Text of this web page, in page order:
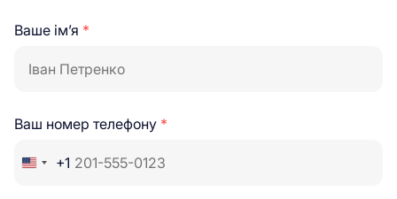
Ваше ім’я *
Ваш номер телефону *
+1